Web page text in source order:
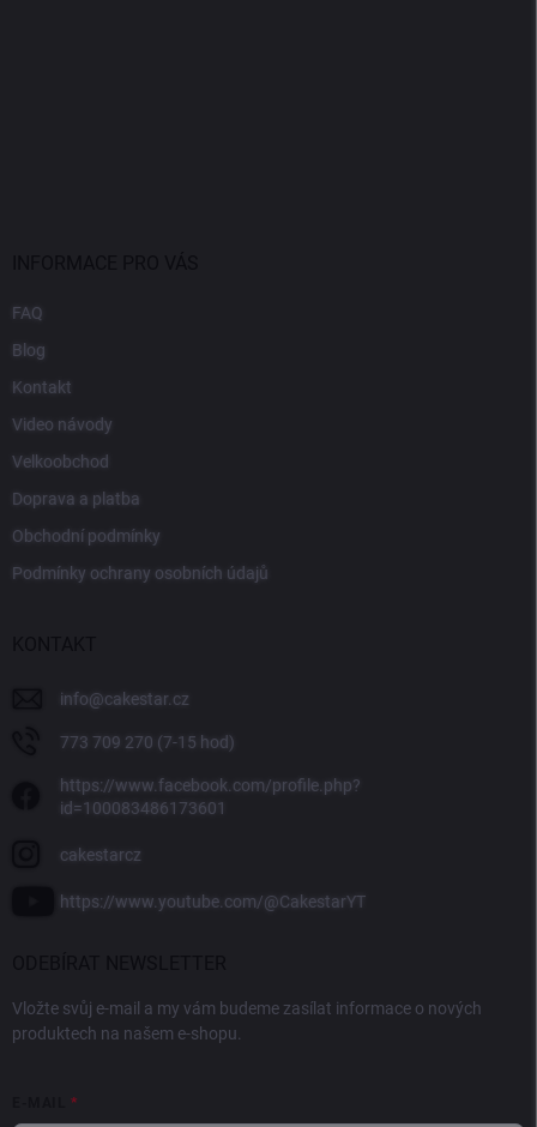
FAQ
Blog
Kontakt
Video návody
Velkoobchod
Doprava a platba
Obchodní podmínky
Podmínky ochrany osobních údajů
info@cakestar.cz
773 709 270 (7-15 hod)
https://www.facebook.com/profile.php?
id=100083486173601
cakestarcz
https://www.youtube.com/@CakestarYT
Vložte svůj e-mail a my vám budeme zasílat informace o nových
produktech na našem e-shopu.